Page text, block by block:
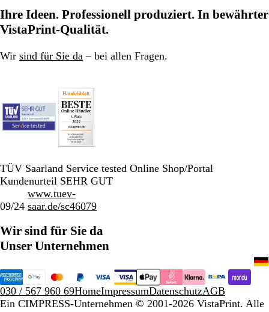
Seite
Seite
Seite
Ihre Ideen. Professionell produziert. In bewährter
VistaPrint-Qualität.
Wir sind für Sie da – bei allen Fragen.
TÜV Saarland Service tested Online Shop/Portal
Kundenurteil SEHR GUT
09/24
www.tuev-
saar.de/sc46079
Wir sind für Sie da
Unser Unternehmen
030 / 567 960 69HomeImpressumDatenschutzAGB
Ein CIMPRESS-Unternehmen © 2001-2026 VistaPrint. Alle